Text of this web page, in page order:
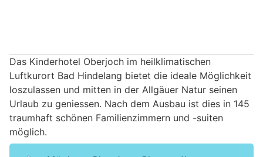
Das Kinderhotel Oberjoch im heilklimatischen
Luftkurort Bad Hindelang bietet die ideale Möglichkeit
loszulassen und mitten in der Allgäuer Natur seinen
Urlaub zu geniessen. Nach dem Ausbau ist dies in 145
traumhaft schönen Familienzimmern und -suiten
möglich.